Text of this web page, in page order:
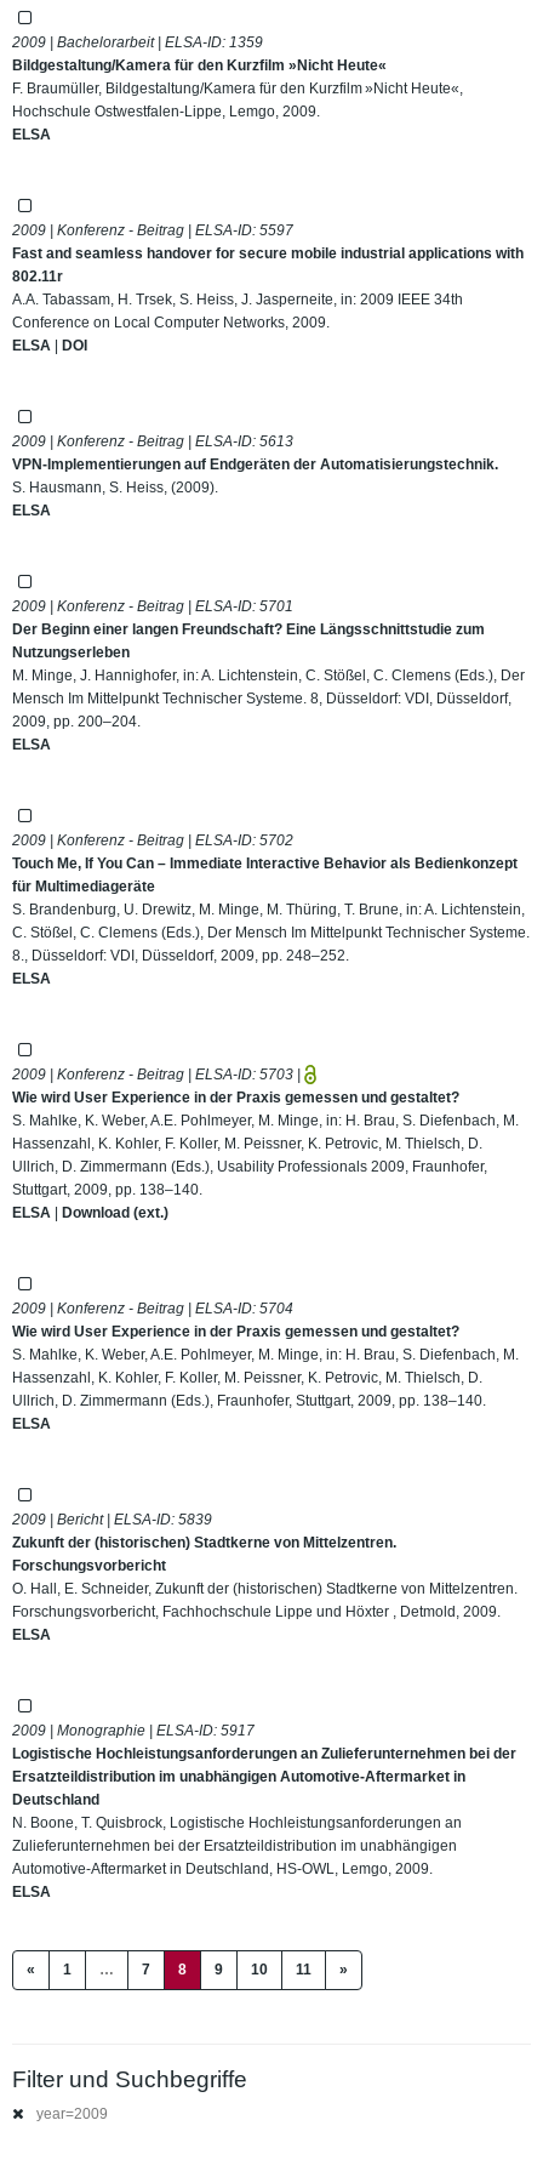
2009 | Bachelorarbeit | ELSA-ID: 1359
Bildgestaltung/Kamera für den Kurzfilm »Nicht Heute«
F. Braumüller, Bildgestaltung/Kamera für den Kurzfilm »Nicht Heute«,
Hochschule Ostwestfalen-Lippe, Lemgo, 2009.
ELSA
2009 | Konferenz - Beitrag | ELSA-ID: 5597
Fast and seamless handover for secure mobile industrial applications with
802.11r
A.A. Tabassam, H. Trsek, S. Heiss, J. Jasperneite, in: 2009 IEEE 34th
Conference on Local Computer Networks, 2009.
ELSA | DOI
2009 | Konferenz - Beitrag | ELSA-ID: 5613
VPN-Implementierungen auf Endgeräten der Automatisierungstechnik.
S. Hausmann, S. Heiss, (2009).
ELSA
2009 | Konferenz - Beitrag | ELSA-ID: 5701
Der Beginn einer langen Freundschaft? Eine Längsschnittstudie zum
Nutzungserleben
M. Minge, J. Hannighofer, in: A. Lichtenstein, C. Stößel, C. Clemens (Eds.), Der
Mensch Im Mittelpunkt Technischer Systeme. 8, Düsseldorf: VDI, Düsseldorf,
2009, pp. 200–204.
ELSA
2009 | Konferenz - Beitrag | ELSA-ID: 5702
Touch Me, If You Can – Immediate Interactive Behavior als Bedienkonzept
für Multimediageräte
S. Brandenburg, U. Drewitz, M. Minge, M. Thüring, T. Brune, in: A. Lichtenstein,
C. Stößel, C. Clemens (Eds.), Der Mensch Im Mittelpunkt Technischer Systeme.
8., Düsseldorf: VDI, Düsseldorf, 2009, pp. 248–252.
ELSA
2009 | Konferenz - Beitrag | ELSA-ID: 5703 |
Wie wird User Experience in der Praxis gemessen und gestaltet?
S. Mahlke, K. Weber, A.E. Pohlmeyer, M. Minge, in: H. Brau, S. Diefenbach, M.
Hassenzahl, K. Kohler, F. Koller, M. Peissner, K. Petrovic, M. Thielsch, D.
Ullrich, D. Zimmermann (Eds.), Usability Professionals 2009, Fraunhofer,
Stuttgart, 2009, pp. 138–140.
ELSA | Download (ext.)
2009 | Konferenz - Beitrag | ELSA-ID: 5704
Wie wird User Experience in der Praxis gemessen und gestaltet?
S. Mahlke, K. Weber, A.E. Pohlmeyer, M. Minge, in: H. Brau, S. Diefenbach, M.
Hassenzahl, K. Kohler, F. Koller, M. Peissner, K. Petrovic, M. Thielsch, D.
Ullrich, D. Zimmermann (Eds.), Fraunhofer, Stuttgart, 2009, pp. 138–140.
ELSA
2009 | Bericht | ELSA-ID: 5839
Zukunft der (historischen) Stadtkerne von Mittelzentren.
Forschungsvorbericht
O. Hall, E. Schneider, Zukunft der (historischen) Stadtkerne von Mittelzentren.
Forschungsvorbericht, Fachhochschule Lippe und Höxter , Detmold, 2009.
ELSA
2009 | Monographie | ELSA-ID: 5917
Logistische Hochleistungsanforderungen an Zulieferunternehmen bei der
Ersatzteildistribution im unabhängigen Automotive-Aftermarket in
Deutschland
N. Boone, T. Quisbrock, Logistische Hochleistungsanforderungen an
Zulieferunternehmen bei der Ersatzteildistribution im unabhängigen
Automotive-Aftermarket in Deutschland, HS-OWL, Lemgo, 2009.
ELSA
« 1 … 7 8(current)
9 10 11 »
Filter und Suchbegriffe
year=2009